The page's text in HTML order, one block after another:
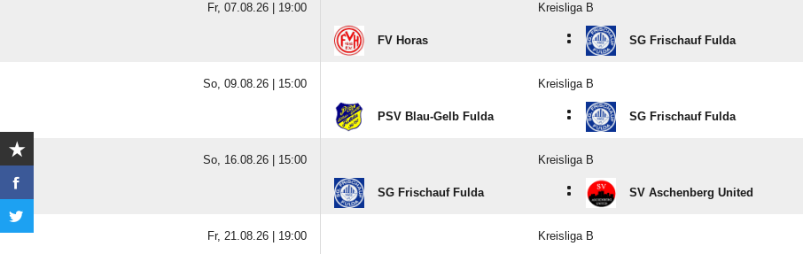
Fr, 07.08.26 | 19:00 Kreisliga B
FV Horas : SG Frischauf Fulda
So, 09.08.26 | 15:00 Kreisliga B
PSV Blau-Gelb Fulda : SG Frischauf Fulda
So, 16.08.26 | 15:00 Kreisliga B
SG Frischauf Fulda : SV Aschenberg United
Fr, 21.08.26 | 19:00 Kreisliga B